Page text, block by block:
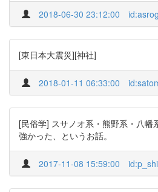
2018-06-30 23:12:00 id:asrog
[東日本大震災][神社]
2018-01-11 06:33:00
[民俗学] スサノオ系・熊野系・八幡
強かった、というお話。
2017-11-08 15:59:00